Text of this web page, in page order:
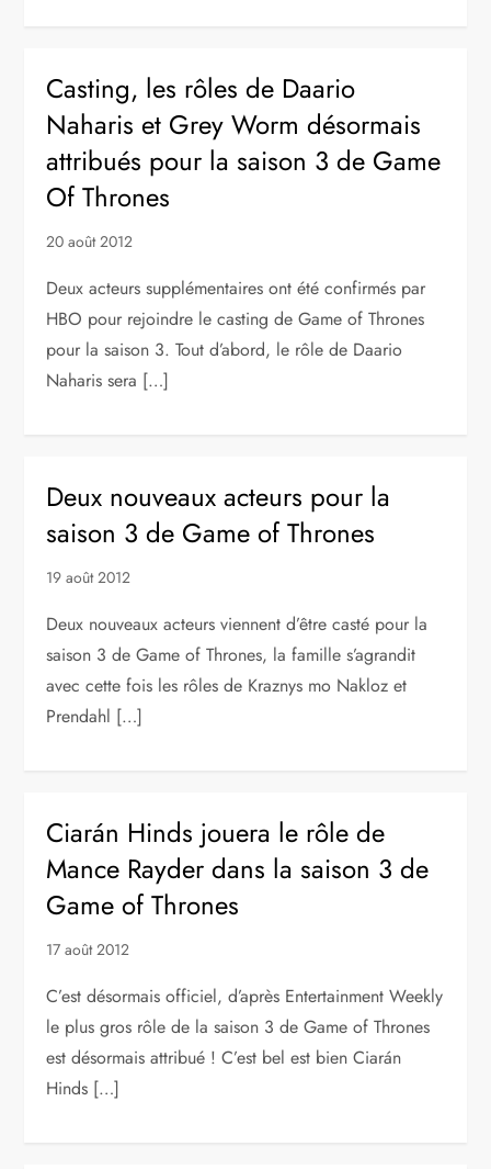
Casting, les rôles de Daario
Naharis et Grey Worm désormais
attribués pour la saison 3 de Game
Of Thrones
20 août 2012
Deux acteurs supplémentaires ont été confirmés par
HBO pour rejoindre le casting de Game of Thrones
pour la saison 3. Tout d’abord, le rôle de Daario
Naharis sera […]
Deux nouveaux acteurs pour la
saison 3 de Game of Thrones
19 août 2012
Deux nouveaux acteurs viennent d’être casté pour la
saison 3 de Game of Thrones, la famille s’agrandit
avec cette fois les rôles de Kraznys mo Nakloz et
Prendahl […]
Ciarán Hinds jouera le rôle de
Mance Rayder dans la saison 3 de
Game of Thrones
17 août 2012
C’est désormais officiel, d’après Entertainment Weekly
le plus gros rôle de la saison 3 de Game of Thrones
est désormais attribué ! C’est bel est bien Ciarán
Hinds […]